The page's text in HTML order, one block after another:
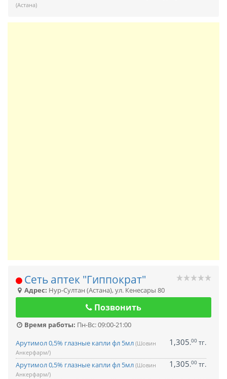
(Астана)
Сеть аптек "Гиппократ"
Адрес: Нур-Султан (Астана),ул. Кенесары 80
Позвонить
Время работы: Пн-Вс: 09:00-21:00
Арутимол 0,5% глазные капли фл 5мл (Шовин
Анкерфарм/)
1,305.00 тг.
Арутимол 0,5% глазные капли фл 5мл (Шовин
Анкерфарм/)
1,305.00 тг.